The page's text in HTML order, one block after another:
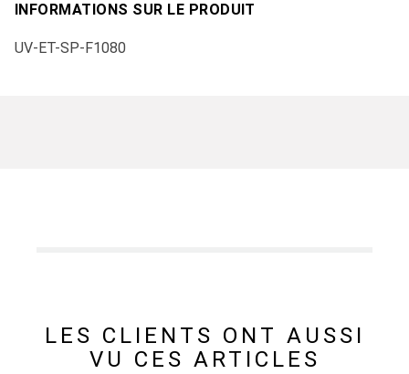
INFORMATIONS SUR LE PRODUIT
UV-ET-SP-F1080
LES CLIENTS ONT AUSSI
VU CES ARTICLES